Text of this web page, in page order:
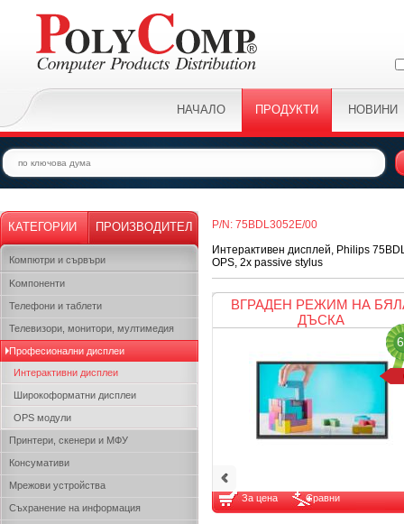
НАЧАЛО ПРОДУКТИ НОВИНИ
КАТЕГОРИИ ПРОИЗВОДИТЕЛ
Компютри и сървъри
Kомпоненти
Телефони и таблети
Телевизори, монитори, мултимедия
Професионални дисплеи
Интерактивни дисплеи
Широкоформатни дисплеи
OPS модули
Принтери, скенери и МФУ
Консумативи
Мрежови устройства
Съхранение на информация
P/N: 75BDL3052E/00
Интерактивен дисплей, Philips
OPS, 2x passive stylus
ВГРАДЕН РЕЖИМ НА
ДЪСКА
За цена Сравни